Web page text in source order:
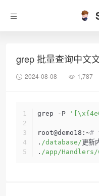
grep 批量查询中文
2024-08-08 1,787
grep -P
root@demo18:~#
. /database/ 更新
. /app/Handlers/